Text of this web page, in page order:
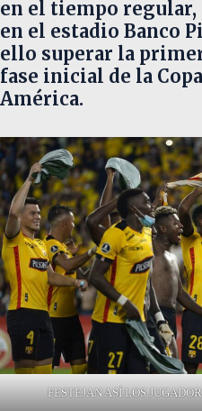
en el tiempo regular,
en el estadio Banco
ello superar la
fase inicial de la
América.
FESTEJAN ASÍ LOS